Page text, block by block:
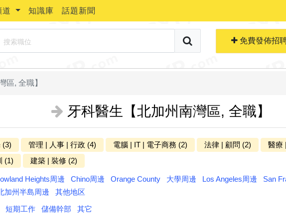
道 知識庫 話題新聞
免費發佈招
免費生成簡歷
區, 全職】
牙科醫生【北加州南灣區, 全職】
(3) 管理 | 人事 | 行政 (4) 電腦 | IT | 電子商務 (2) 法律 | 顧問 (2) 醫療
(1) 建築 | 裝修 (2)
Heights周邊 Chino周邊 Orange County 大學周邊 Los Angeles周邊 San
加州半島周邊
其他地区
短期工作 儲備幹部 其它